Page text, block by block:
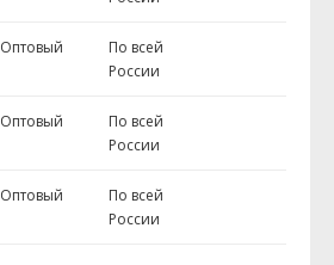
Оптовый
По всей
России
Оптовый
По всей
России
Оптовый
По всей
России